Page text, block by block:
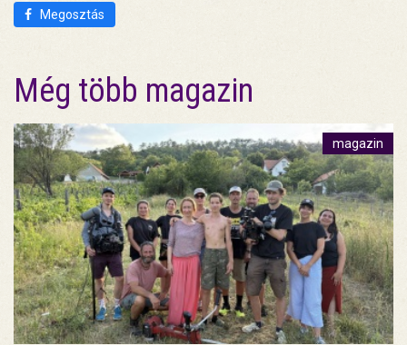
Megosztás
Még több magazin
magazin